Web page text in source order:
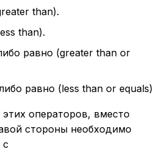
than).
than).
равно (greater than or
равно (less than or equals)
операторов, вместо
стороны необходимо
с